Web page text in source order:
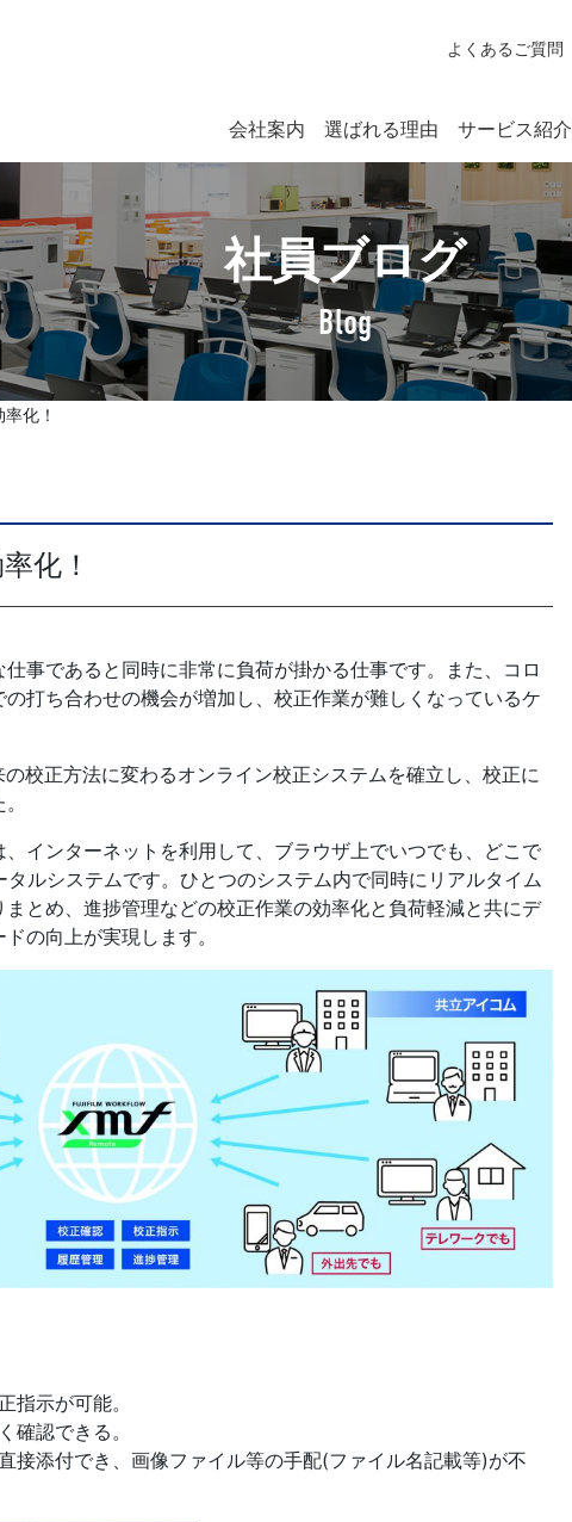
よくあるご質問
会社案内
社長挨拶 企業理念
アクセスマップ
選ばれる理由 サービス紹介
システム開発
SYSTEM DEVELOPMENT
Webシステム開発
発送代行・全国流通
SHIPPING / DISTRIBUTION
社員ブログ
Blog
化！
化！
事であると同時に非常に負荷が掛かる仕事です。また、コロ
打ち合わせの機会が増加し、校正作業が難しくなっているケ
校正方法に変わるオンライン校正システムを確立し、校正に
インターネットを利用して、ブラウザ上でいつでも、どこで
ルシステムです。ひとつのシステム内で同時にリアルタイム
とめ、進捗管理などの校正作業の効率化と負荷軽減と共にデ
の向上が実現します。
指示が可能。
確認できる。
接添付でき、画像ファイル等の手配(ファイル名記載等)が不